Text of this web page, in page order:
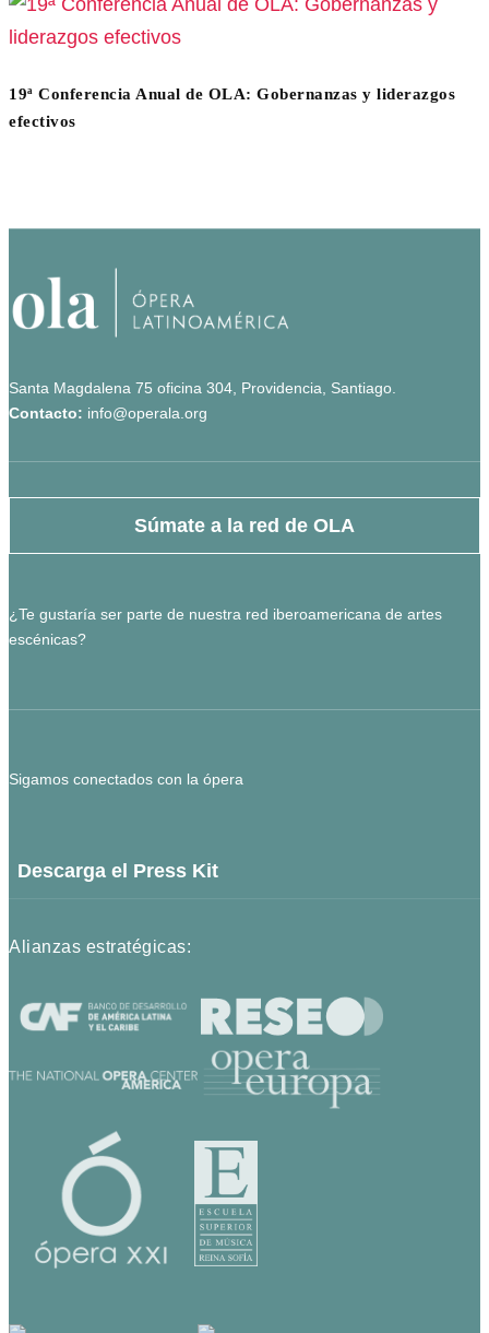
19ª Conferencia Anual de OLA: Gobernanzas y liderazgos
efectivos
Santa Magdalena 75 oficina 304, Providencia, Santiago.
Contacto: info@operala.org
Súmate a la red de OLA
¿Te gustaría ser parte de nuestra red iberoamericana de artes
escénicas?
Sigamos conectados con la ópera
Descarga el Press Kit
Alianzas estratégicas: